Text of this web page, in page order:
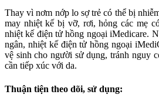
Thay vì nơm nớp lo sợ trẻ có thể bị
may nhiệt kế bị vỡ, rơi, hỏng các mẹ
nhiệt kế điện tử hồng ngoại iMedicare.
ngân, nhiệt kế điện tử hồng ngoại
vệ sinh cho người sử dụng, tránh nguy
cần tiếp xúc với da.
Thuận tiện theo dõi, sử dụng: